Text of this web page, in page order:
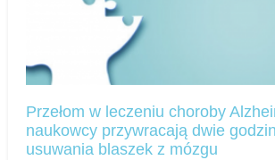
Przełom w leczeniu choroby
naukowcy przywracają dwie
usuwania blaszek z mózgu